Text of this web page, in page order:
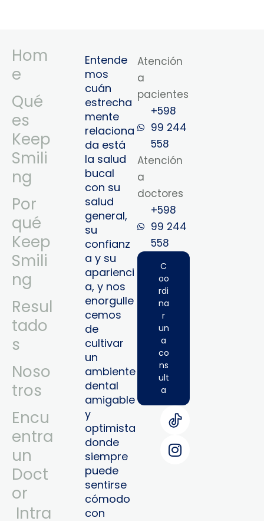
Hom
e
Qué
es
Keep
Smili
ng
Por
qué
Keep
Smili
ng
Resul
tado
s
Noso
tros
Encu
entra
un
Doct
or
Intra
Entende
mos
cuán
estrecha
mente
relaciona
da está
la salud
bucal
con su
salud
general,
su
confianz
a y su
aparienci
a, y nos
enorgulle
cemos
de
cultivar
un
ambiente
dental
amigable
y
optimista
donde
siempre
puede
sentirse
cómodo
con
Atención
a
pacientes
+598
99 244
558
Atención
a
doctores
+598
99 244
558‬‬
C
oo
rdi
na
r
un
a
co
ns
ult
a